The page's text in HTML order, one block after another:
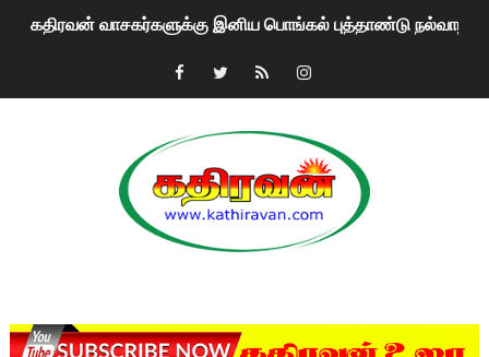
கதிரவன் வாசகர்களுக்கு இனிய பொங்கல் புத்தாண்டு
மகிந்த ராஜபக்சே பதவி விலக திட்டம்?
காணாமல் போகும் பிள்ளையார்கள்!
குண்டை தூக்கிப்போட்ட ஆய்வு…. இந்தியாவின் “கோவிஷீல்டு”
ஏர்போர்ட்டில் உதைத்த நபர் யார், என்ன நடந்தது?: உண்மையை